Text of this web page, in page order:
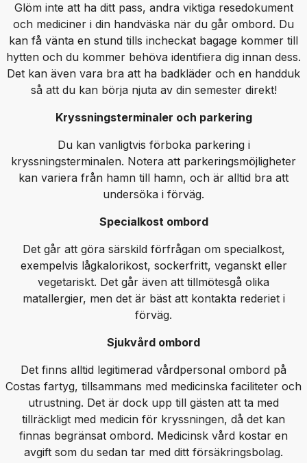
Glöm inte att ha ditt pass, andra viktiga resedokument
och mediciner i din handväska när du går ombord. Du
kan få vänta en stund tills incheckat bagage kommer till
hytten och du kommer behöva identifiera dig innan dess.
Det kan även vara bra att ha badkläder och en handduk
så att du kan börja njuta av din semester direkt!
Kryssningsterminaler och parkering
Du kan vanligtvis förboka parkering i
kryssningsterminalen. Notera att parkeringsmöjligheter
kan variera från hamn till hamn, och är alltid bra att
undersöka i förväg.
Specialkost ombord
Det går att göra särskild förfrågan om specialkost,
exempelvis lågkalorikost, sockerfritt, veganskt eller
vegetariskt. Det går även att tillmötesgå olika
matallergier, men det är bäst att kontakta rederiet i
förväg.
Sjukvård ombord
Det finns alltid legitimerad vårdpersonal ombord på
Costas fartyg, tillsammans med medicinska faciliteter och
utrustning. Det är dock upp till gästen att ta med
tillräckligt med medicin för kryssningen, då det kan
finnas begränsat ombord. Medicinsk vård kostar en
avgift som du sedan tar med ditt försäkringsbolag.